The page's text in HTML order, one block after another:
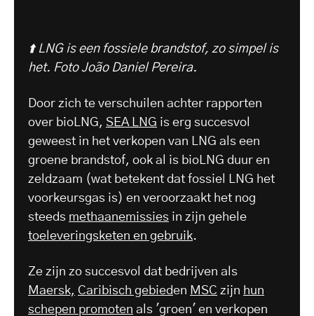
⬆️ LNG is een fossiele brandstof, zo simpel is
het. Foto João Daniel Pereira.
Door zich te verschuilen achter rapporten
over bioLNG, SEA LNG is erg succesvol
geweest in het verkopen van LNG als een
groene brandstof, ook al is bioLNG duur en
zeldzaam (wat betekent dat fossiel LNG het
voorkeursgas is) en veroorzaakt het nog
steeds methaanemissies in zijn gehele
toeleveringsketen en gebruik.
Ze zijn zo succesvol dat bedrijven als
Maersk, Caribisch gebieden MSC zijn hun
schepen promoten als 'groen' en verkopen